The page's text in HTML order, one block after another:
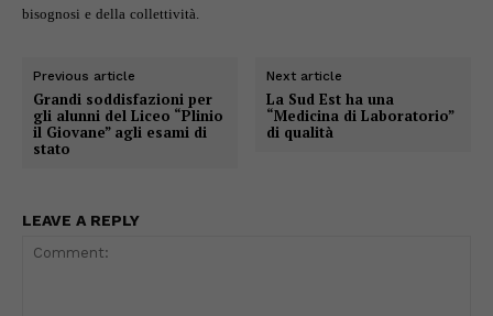
bisognosi e della collettività.
Previous article
Grandi soddisfazioni per
gli alunni del Liceo “Plinio
il Giovane” agli esami di
stato
Next article
La Sud Est ha una
“Medicina di Laboratorio”
di qualità
LEAVE A REPLY